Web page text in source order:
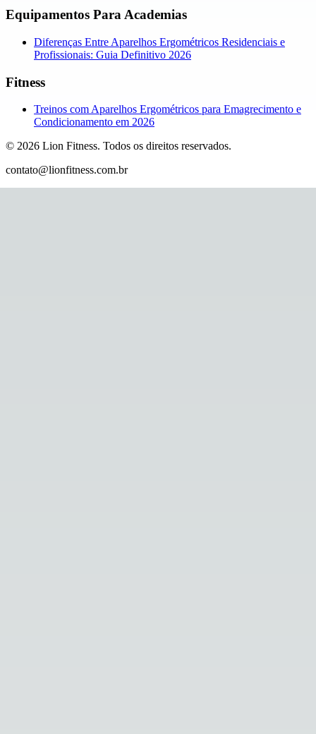
Equipamentos Para Academias
Diferenças Entre Aparelhos Ergométricos Residenciais e
Profissionais: Guia Definitivo 2026
Fitness
Treinos com Aparelhos Ergométricos para Emagrecimento e
Condicionamento em 2026
© 2026 Lion Fitness. Todos os direitos reservados.
contato@lionfitness.com.br